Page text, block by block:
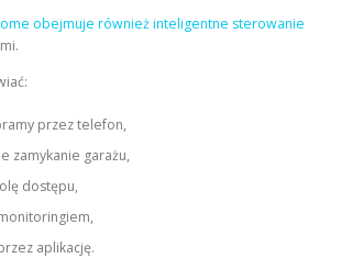
obejmuje również inteligentne sterowanie
przez telefon,
zamykanie garażu,
dostępu,
aplikację.